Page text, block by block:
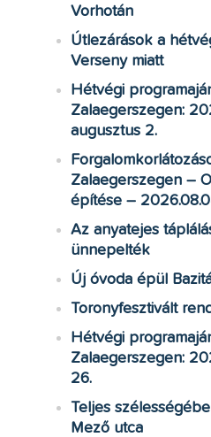
Vorhotán
Útlezárások a
Verseny miatt
Hétvégi
Zalaegerszegen:
augusztus 2.
Zalaegerszegen –
építése –
Az anyatejes
ünnepelték
Új óvoda épül
Toronyfesztivált
Hétvégi
Zalaegerszegen:
26.
Teljes
Mező utca